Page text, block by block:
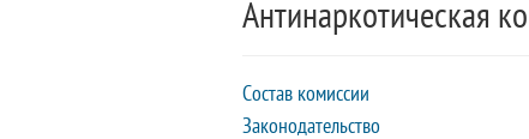
Антинаркотическая
Состав комиссии
Законодательство